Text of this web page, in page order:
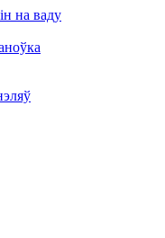
на ваду